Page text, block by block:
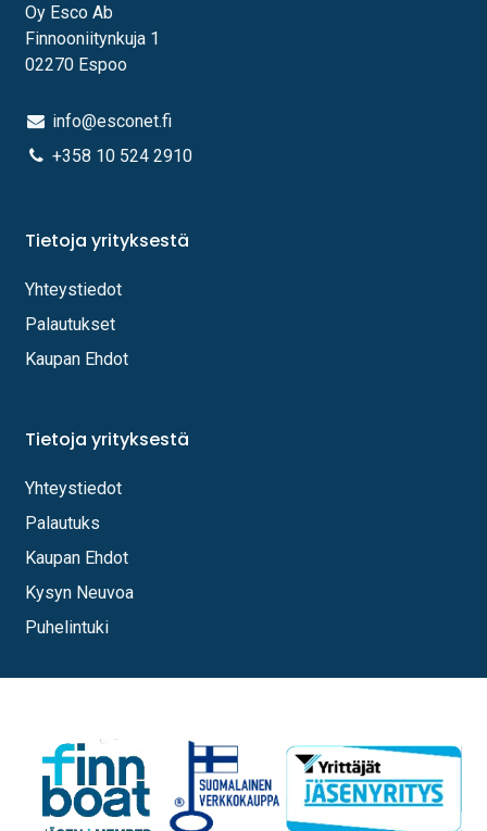
Oy Esco Ab
Finnooniitynkuja 1
02270 Espoo
info@esconet.fi
+358 10 524 2910
Tietoja yrityksestä
Yhteystiedot
Palautukset
Kaupan Ehdot
Tietoja yrityksestä
Yhteystiedot
Palautuks
Kaupan Ehdot
Kysyn Neuvoa
Puhelintuki